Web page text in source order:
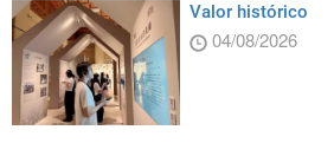
Valor histórico
04/08/2026